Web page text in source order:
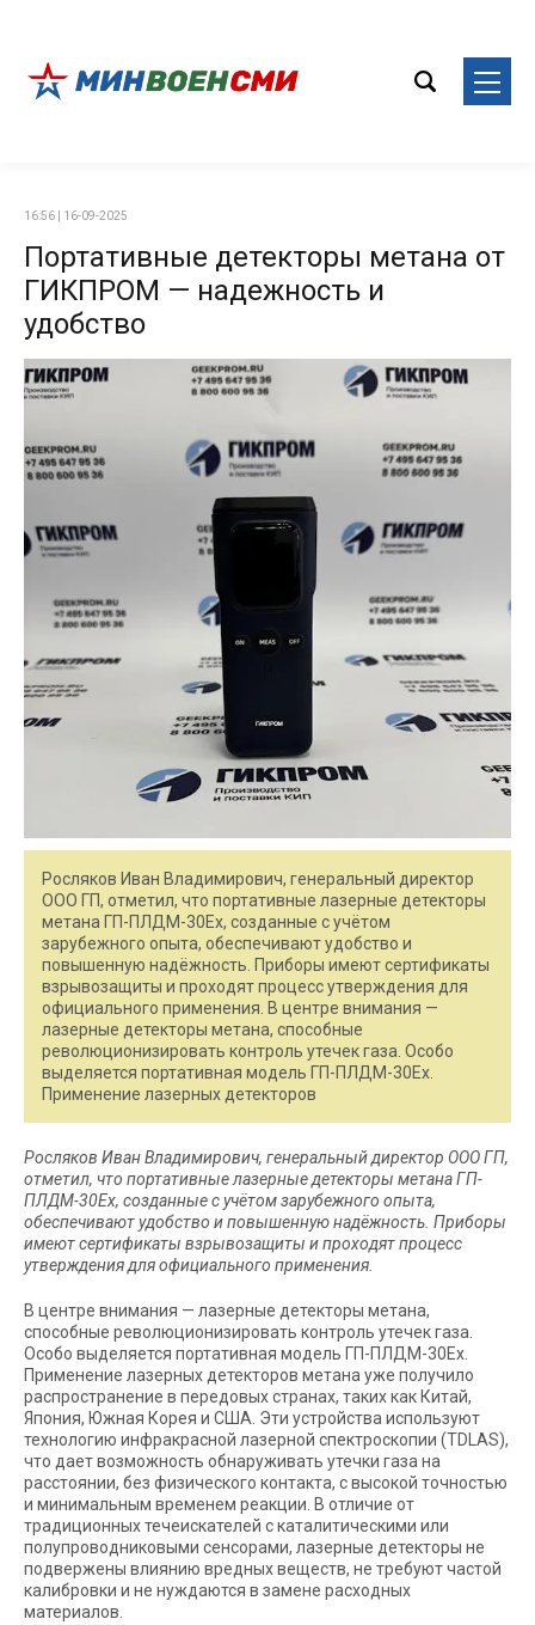
16:56 | 16-09-2025
Портативные детекторы метана от
ГИКПРОМ — надежность и
удобство
Росляков Иван Владимирович, генеральный директор
ООО ГП, отметил, что портативные лазерные детекторы
метана ГП-ПЛДМ-30Ex, созданные с учётом
зарубежного опыта, обеспечивают удобство и
повышенную надёжность. Приборы имеют сертификаты
взрывозащиты и проходят процесс утверждения для
официального применения. В центре внимания —
лазерные детекторы метана, способные
революционизировать контроль утечек газа. Особо
выделяется портативная модель ГП-ПЛДМ-30Ex.
Применение лазерных детекторов
Росляков Иван Владимирович, генеральный директор ООО ГП,
отметил, что портативные лазерные детекторы метана ГП-
ПЛДМ-30Ex, созданные с учётом зарубежного опыта,
обеспечивают удобство и повышенную надёжность. Приборы
имеют сертификаты взрывозащиты и проходят процесс
утверждения для официального применения.
В центре внимания — лазерные детекторы метана,
способные революционизировать контроль утечек газа.
Особо выделяется портативная модель ГП-ПЛДМ-30Ex.
Применение лазерных детекторов метана уже получило
распространение в передовых странах, таких как Китай,
Япония, Южная Корея и США. Эти устройства используют
технологию инфракрасной лазерной спектроскопии (TDLAS),
что дает возможность обнаруживать утечки газа на
расстоянии, без физического контакта, с высокой точностью
и минимальным временем реакции. В отличие от
традиционных течеискателей с каталитическими или
полупроводниковыми сенсорами, лазерные детекторы не
подвержены влиянию вредных веществ, не требуют частой
калибровки и не нуждаются в замене расходных
материалов.